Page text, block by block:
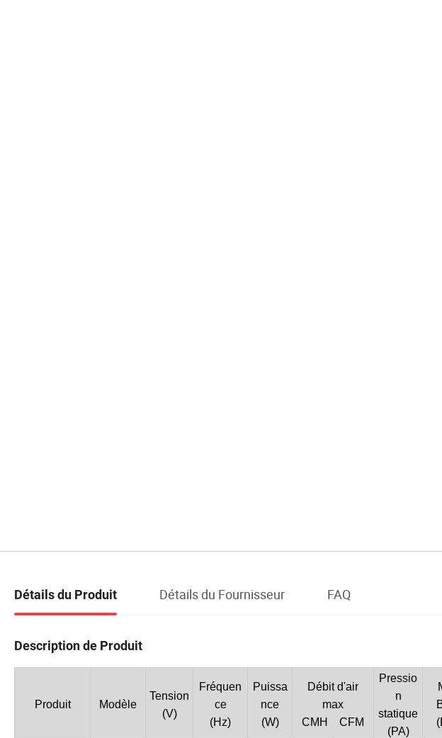
Détails du Produit Détails du Fournisseur FAQ
Description de Produit
Produit Modèle
Tension
(V)
Fréquen
ce
(Hz)
Puissa
nce
(W)
Débit d'air
max
CMH CFM
Pressio
n
statique
(PA)